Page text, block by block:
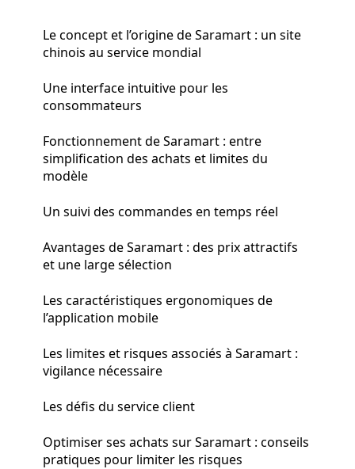
Le concept et l’origine de Saramart : un site
chinois au service mondial
Une interface intuitive pour les
consommateurs
Fonctionnement de Saramart : entre
simplification des achats et limites du
modèle
Un suivi des commandes en temps réel
Avantages de Saramart : des prix attractifs
et une large sélection
Les caractéristiques ergonomiques de
l’application mobile
Les limites et risques associés à Saramart :
vigilance nécessaire
Les défis du service client
Optimiser ses achats sur Saramart : conseils
pratiques pour limiter les risques